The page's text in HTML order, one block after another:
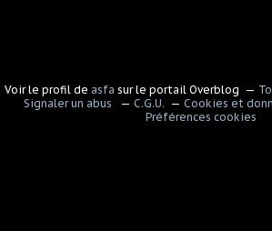
Voir le profil de asfa sur le portail Overblog
Signaler un abus
C.G.U.
Cookies et
Préférences cookies